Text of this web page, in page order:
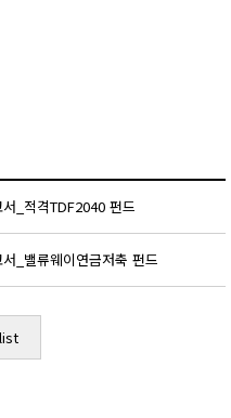
_적격TDF2040 펀드
_밸류웨이연금저축 펀드